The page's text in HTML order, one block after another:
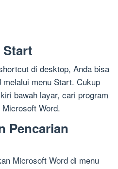
Start
di desktop, Anda bisa
menu Start. Cukup
bawah layar, cari program
Word.
Pencarian
Microsoft Word di menu